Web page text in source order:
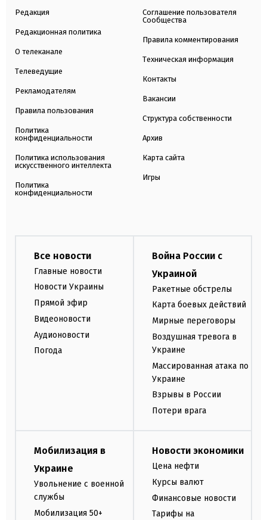
Редакция
Редакционная политика
О телеканале
Телеведущие
Рекламодателям
Правила пользования
Политика
конфиденциальности
Политика использования
искусственного интеллекта
Политика
конфиденциальности
Соглашение пользователя
Сообщества
Правила комментирования
Техническая информация
Контакты
Вакансии
Структура собственности
Архив
Карта сайта
Игры
Все новости
Главные новости
Новости Украины
Прямой эфир
Видеоновости
Аудионовости
Погода
Война России с
Украиной
Ракетные обстрелы
Карта боевых действий
Мирные переговоры
Воздушная тревога в
Украине
Массированная атака по
Украине
Взрывы в России
Потери врага
Мобилизация в
Украине
Увольнение с военной
службы
Мобилизация 50+
Новости экономики
Цена нефти
Курсы валют
Финансовые новости
Тарифы на